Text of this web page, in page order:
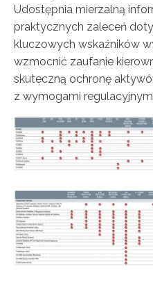
Udostępnia mierzalną
praktycznych zaleceń
kluczowych wskaźników
wzmocnić zaufanie
skuteczną ochronę
z wymogami